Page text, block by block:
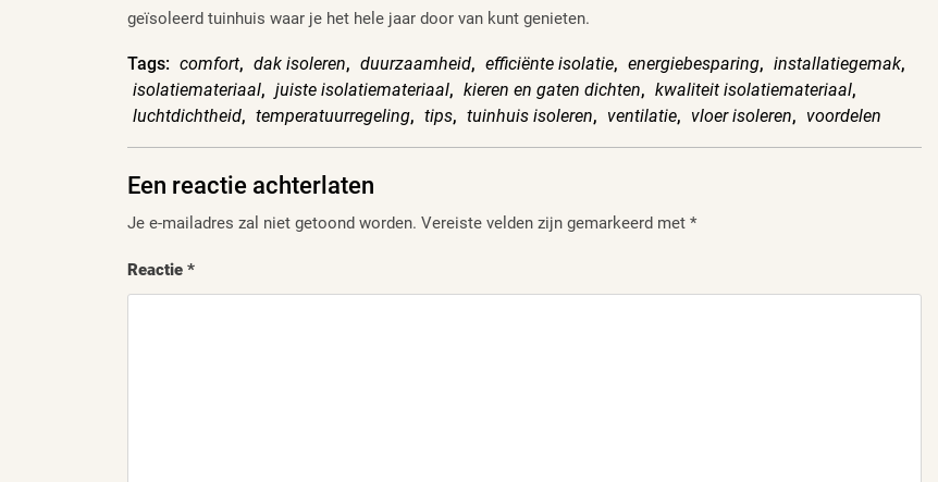
geïsoleerd tuinhuis waar je het hele jaar door van kunt genieten.
Tags: comfort, dak isoleren, duurzaamheid, efficiënte isolatie, energiebesparing, installatiegemak,
isolatiemateriaal, juiste isolatiemateriaal, kieren en gaten dichten, kwaliteit isolatiemateriaal,
luchtdichtheid, temperatuurregeling, tips, tuinhuis isoleren, ventilatie, vloer isoleren, voordelen
Een reactie achterlaten
Je e-mailadres zal niet getoond worden. Vereiste velden zijn gemarkeerd met *
Reactie *